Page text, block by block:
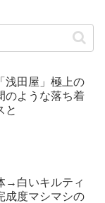
浅田屋」極上の
のような落ち着
と
→白いキルティ
成度マシマシの